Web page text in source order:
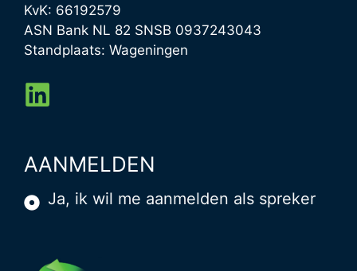
KvK: 66192579
ASN Bank NL 82 SNSB 0937243043
Standplaats: Wageningen
AANMELDEN
Ja, ik wil me aanmelden als spreker